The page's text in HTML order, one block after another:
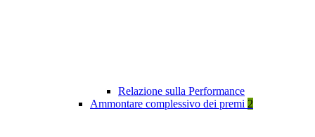
Relazione sulla Performance
Ammontare complessivo dei premi 2